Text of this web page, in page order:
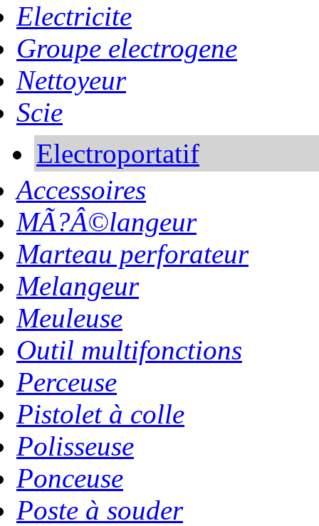
Electricite
Groupe electrogene
Nettoyeur
Scie
Electroportatif
Accessoires
MÃ?Â©langeur
Marteau perforateur
Melangeur
Meuleuse
Outil multifonctions
Perceuse
Pistolet à colle
Polisseuse
Ponceuse
Poste à souder